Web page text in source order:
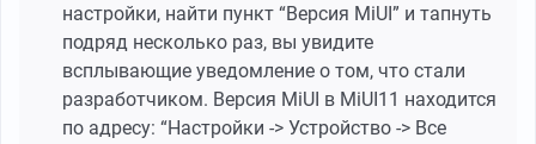
настройки, найти пункт “Версия MiUI” и тапнуть
подряд несколько раз, вы увидите
всплывающие уведомление о том, что стали
разработчиком. Версия MiUI в MiUI11 находится
по адресу: “Настройки -> Устройство -> Все